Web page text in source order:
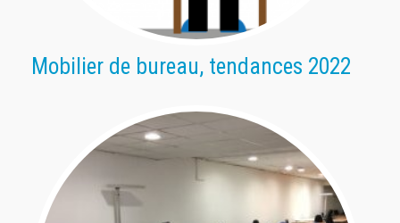
Mobilier de bureau, tendances 2022